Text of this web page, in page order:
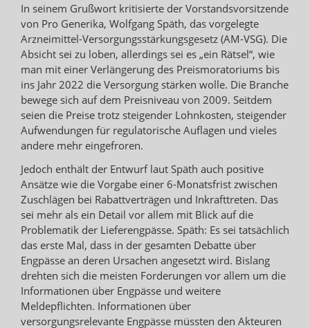
In seinem Grußwort kritisierte der Vorstandsvorsitzende
von Pro Generika, Wolfgang Späth, das vorgelegte
Arzneimittel-Versorgungsstärkungsgesetz (AM-VSG). Die
Absicht sei zu loben, allerdings sei es „ein Rätsel“, wie
man mit einer Verlängerung des Preismoratoriums bis
ins Jahr 2022 die Versorgung stärken wolle. Die Branche
bewege sich auf dem Preisniveau von 2009. Seitdem
seien die Preise trotz steigender Lohnkosten, steigender
Aufwendungen für regulatorische Auflagen und vieles
andere mehr eingefroren.
Jedoch enthält der Entwurf laut Späth auch positive
Ansätze wie die Vorgabe einer 6-Monatsfrist zwischen
Zuschlägen bei Rabattverträgen und Inkrafttreten. Das
sei mehr als ein Detail vor allem mit Blick auf die
Problematik der Lieferengpässe. Späth: Es sei tatsächlich
das erste Mal, dass in der gesamten Debatte über
Engpässe an deren Ursachen angesetzt wird. Bislang
drehten sich die meisten Forderungen vor allem um die
Informationen über Engpässe und weitere
Meldepflichten. Informationen über
versorgungsrelevante Engpässe müssten den Akteuren